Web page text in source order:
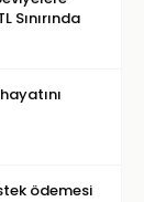
Sınırında
ödemesi